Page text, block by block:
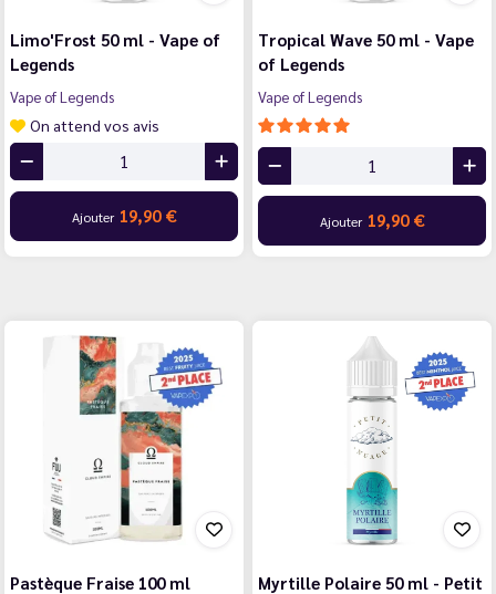
Limo'Frost 50 ml - Vape of
Legends
Vape of Legends
On attend vos avis
Ajouter 19,90 €
Tropical Wave 50 ml - Vape
of Legends
Vape of Legends
Ajouter 19,90 €
Pastèque Fraise 100 ml
Myrtille Polaire 50 ml - Petit